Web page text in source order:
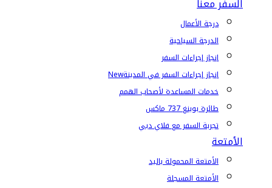
السفر معنا
درجة الأعمال
الدرجة السياحية
إنجاز إجراءات السفر
إنجاز إجراءات السفر في المدينةNew
خدمات المساعدة لأصحاب الهمم
طائرة بوينغ 737 ماكس
تجربة السفر مع فلاي دبي
الأمتعة
الأمتعة المحمولة باليد
الأمتعة المسجلة